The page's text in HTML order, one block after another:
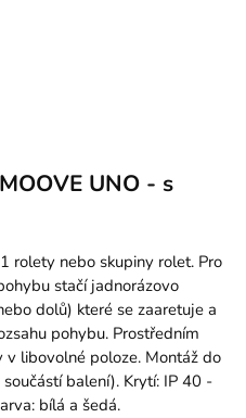
UNO - s
rolety nebo skupiny rolet. Pro
stačí jadnorázovo
dolů) které se zaaretuje a
pohybu. Prostředním
libovolné poloze. Montáž do
balení). Krytí: IP 40 -
bílá a šedá.